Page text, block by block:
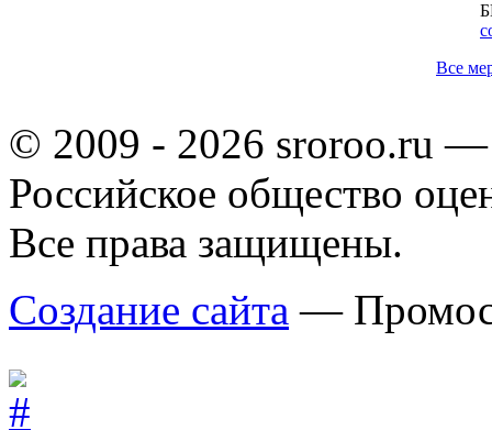
Все
© 2009 - 2026 sroroo.ru —
Российское общество
Все права защищены.
Создание сайта —